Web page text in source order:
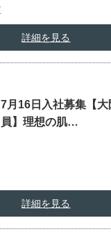
詳細を見る
7月16日入社募集【
員】理想の肌…
詳細を見る